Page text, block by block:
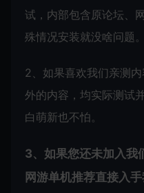
试，内部包含原论坛、
殊情况安装就没啥问题。
2、如果喜欢我们亲测
外的内容，均实际测试
白萌新也不怕。
3、如果您还未加入我
网游单机推荐直接入